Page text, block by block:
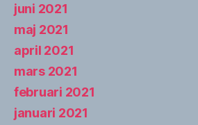
juni 2021
maj 2021
april 2021
mars 2021
februari 2021
januari 2021